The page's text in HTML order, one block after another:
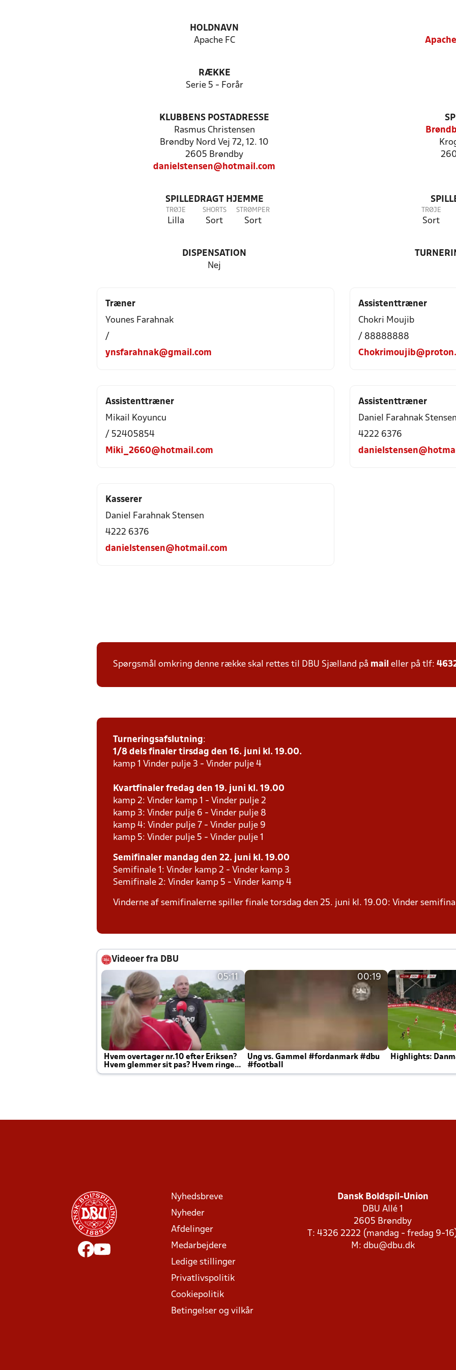
HOLDNAVN
Apache FC
RÆKKE
Serie 5 - Forår
KLUBBENS POSTADRESSE
Rasmus Christensen
Brøndby Nord Vej 72, 12. 10
2605 Brøndby
danielstensen@hotmail.com
SPILLEDRAGT HJEMME
TRØJE
Lilla
SHORTS
Sort
STRØMPER
Sort
TRØJE
Sort
DISPENSATION
Nej
Træner
Younes Farahnak
/
ynsfarahnak@gmail.com
Assistenttræner
Chokri Moujib
/ 88888888
Assistenttræner
Mikail Koyuncu
/ 52405854
Miki_2660@hotmail.com
Assistenttræner
Daniel Farahnak Stensen
4222 6376
Kasserer
Daniel Farahnak Stensen
4222 6376
danielstensen@hotmail.com
Spørgsmål omkring denne række skal rettes til DBU Sjælland på mail eller på tlf:
Turneringsafslutning:
1/8 dels finaler tirsdag den 16. juni kl. 19.00.
kamp 1 Vinder pulje 3 - Vinder pulje 4
Kvartfinaler fredag den 19. juni kl. 19.00
kamp 2: Vinder kamp 1 - Vinder pulje 2
kamp 3: Vinder pulje 6 - Vinder pulje 8
kamp 4: Vinder pulje 7 - Vinder pulje 9
kamp 5: Vinder pulje 5 - Vinder pulje 1
Semifinaler mandag den 22. juni kl. 19.00
Semifinale 1: Vinder kamp 2 - Vinder kamp 3
Semifinale 2: Vinder kamp 5 - Vinder kamp 4
Vinderne af semifinalerne spiller finale torsdag den 25. juni kl. 19.00: Vinder
Videoer fra DBU
05:11
Hvem overtager nr.10 efter Eriksen?
Hvem glemmer sit pas? Hvem ringer
Joachim altid til efter kampe?
00:19
Ung vs. Gammel #fordanmark #dbu
#football
Highlights:
Nyhedsbreve
Nyheder
Afdelinger
Medarbejdere
Ledige stillinger
Privatlivspolitik
Cookiepolitik
Betingelser og vilkår
Dansk Boldspil-Union
DBU Allé 1
2605 Brøndby
T: 4326 2222 (mandag - fredag 9-
M: dbu@dbu.dk